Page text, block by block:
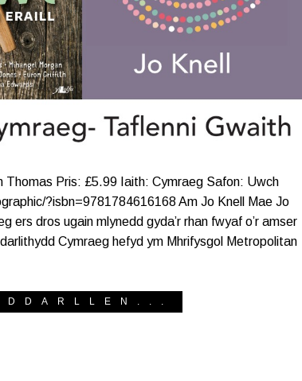
Thomas Pris: £5.99 Iaith: Cymraeg Safon: Uwch
?isbn=9781784616168 Am Jo Knell Mae Jo
ers dros ugain mlynedd gyda’r rhan fwyaf o’r amser
Cymraeg hefyd ym Mhrifysgol Metropolitan
DDARLLEN...